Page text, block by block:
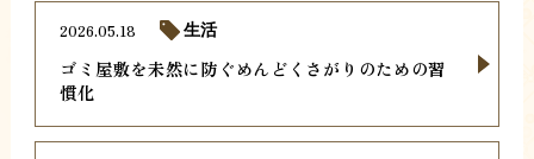
ゴミ屋敷を未然に防ぐめんどくさがりのための習
慣化
2026.05.18 生活